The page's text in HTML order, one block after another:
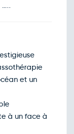
…..
et un
à un face à